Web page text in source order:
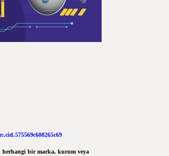
herhangi bir marka, kurum veya